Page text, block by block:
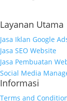
Layanan Utama
Jasa Iklan Google
Jasa SEO Website
Jasa Pembuatan
Social Media
Informasi
Terms and